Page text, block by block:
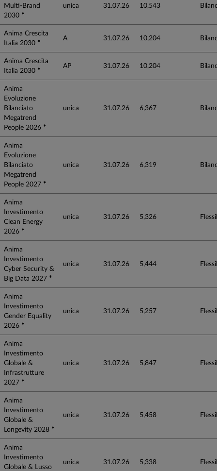
Multi-Brand
2030 *
unica 31.07.26 10,543
Anima Crescita
Italia 2030 *
A 31.07.26 10,204
Anima Crescita
Italia 2030 *
AP 31.07.26 10,204
Anima
Evoluzione
Bilanciato
Megatrend
People 2026 *
unica 31.07.26 6,367
Anima
Evoluzione
Bilanciato
Megatrend
People 2027 *
unica 31.07.26 6,319
Anima
Investimento
Clean Energy
2026 *
unica 31.07.26 5,326
Anima
Investimento
Cyber Security &
Big Data 2027 *
unica 31.07.26 5,444
Anima
Investimento
Gender Equality
2026 *
unica 31.07.26 5,257
Anima
Investimento
Globale &
Infrastrutture
2027 *
unica 31.07.26 5,847
Anima
Investimento
Globale &
Longevity 2028 *
unica 31.07.26 5,458
Anima
Investimento
Globale & Lusso
unica 31.07.26 5,338